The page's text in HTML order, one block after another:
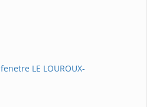
LE LOUROUX-